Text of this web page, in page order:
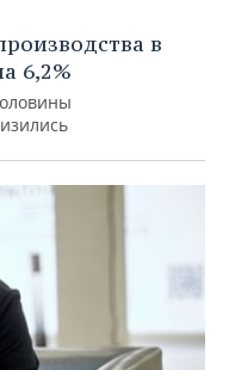
в
6,2%